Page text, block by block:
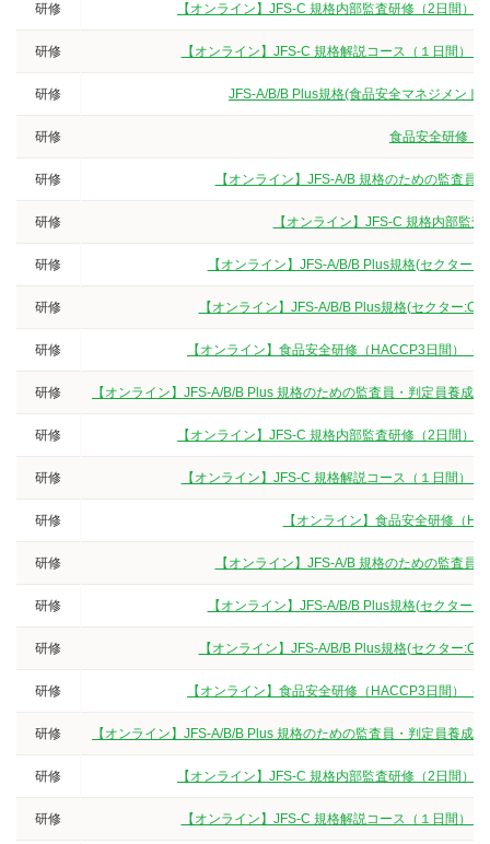
研修 【オンライン】JFS-C 規格内部監査研修（2日間）
研修 【オンライン】JFS-C 規格解説コース（１日間）
研修 JFS-A/B/B Plus規格(食品安全マネジメント
研修 食品安全研修（
研修 【オンライン】JFS-A/B 規格のための監査
研修 【オンライン】JFS-C 規格内部監
研修 【オンライン】JFS-A/B/B Plus規格(セクタ
研修 【オンライン】JFS-A/B/B Plus規格(セクター
研修 【オンライン】食品安全研修（HACCP3日間）
研修 【オンライン】JFS-A/B/B Plus 規格のための監査員・判定員養
研修 【オンライン】JFS-C 規格内部監査研修（2日間）
研修 【オンライン】JFS-C 規格解説コース（１日間）
研修 【オンライン】食品安全研修（
研修 【オンライン】JFS-A/B 規格のための監査
研修 【オンライン】JFS-A/B/B Plus規格(セクタ
研修 【オンライン】JFS-A/B/B Plus規格(セクター
研修 【オンライン】食品安全研修（HACCP3日間）
研修 【オンライン】JFS-A/B/B Plus 規格のための監査員・判定員養
研修 【オンライン】JFS-C 規格内部監査研修（2日間）
研修 【オンライン】JFS-C 規格解説コース（１日間）